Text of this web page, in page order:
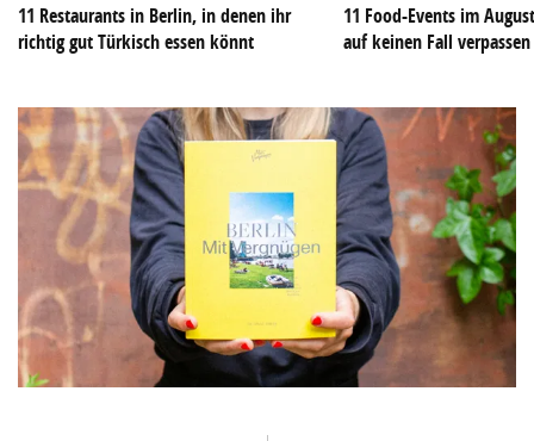
11 Restaurants in Berlin, in denen ihr
richtig gut Türkisch essen könnt
11 Food-Events im
auf keinen Fall